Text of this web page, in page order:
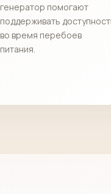
генератор помогают
поддерживать
во время перебоев
питания.